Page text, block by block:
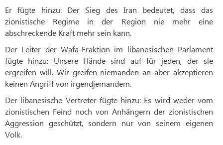
Er fügte hinzu: Der Sieg des Iran bedeutet, dass das
zionistische Regime in der Region nie mehr eine
abschreckende Kraft mehr sein kann.
Der Leiter der Wafa-Fraktion im libanesischen Parlament
fügte hinzu: Unsere Hände sind auf für jeden, der sie
ergreifen will. Wir greifen niemanden an aber akzeptieren
keinen Angriff von irgendjemandem.
Der libanesische Vertreter fügte hinzu: Es wird weder vom
zionistischen Feind noch von Anhängern der zionistischen
Aggression geschützt, sondern nur von seinem eigenen
Volk.